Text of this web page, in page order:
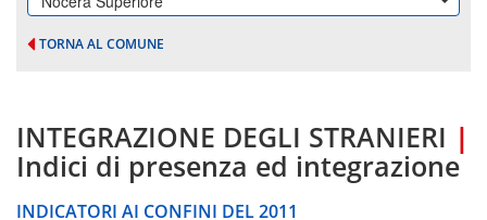
TORNA AL COMUNE
INTEGRAZIONE DEGLI STRANIERI |
Indici di presenza ed integrazione
INDICATORI AI CONFINI DEL 2011